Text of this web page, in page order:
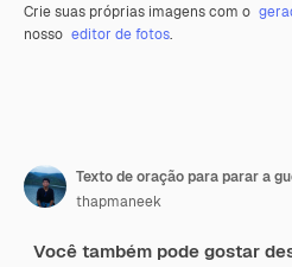
Crie suas próprias imagens com o
nosso editor de fotos.
Texto de oração para parar a
thapmaneek
Você também pode gostar